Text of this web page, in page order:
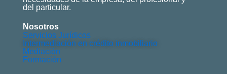
del particular.
Nosotros
Servicios Jurídicos
Intermediación en crédito inmobiliario
Mediación
Formación